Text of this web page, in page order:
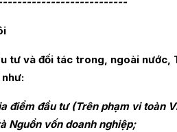
tư và đối tác trong, ngoài nước,
như:
điểm đầu tư (Trên phạm vi toàn
Nguồn vốn doanh nghiệp;